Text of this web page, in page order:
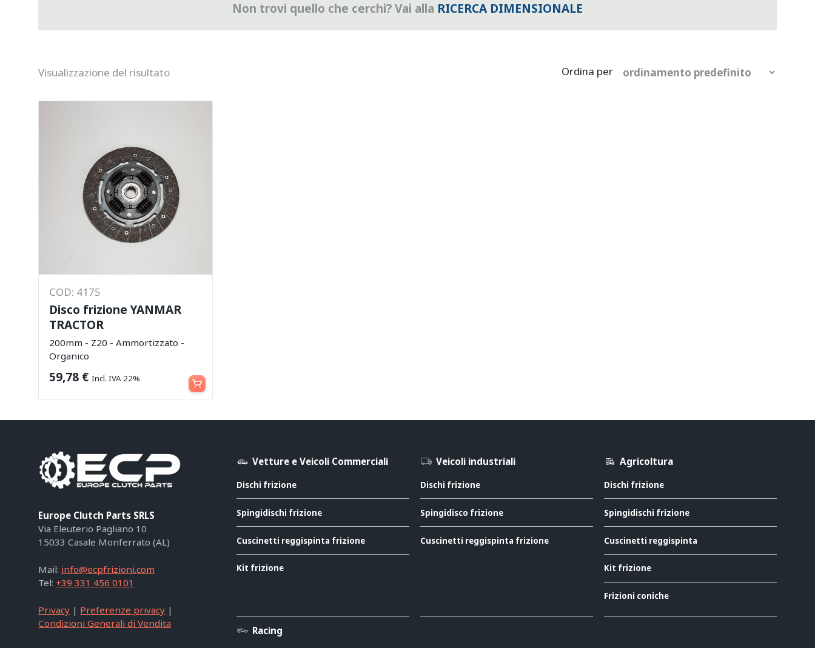
Non trovi quello che cerchi? Vai alla RICERCA DIMENSIONALE
Visualizzazione del risultato
COD: 4175
Disco frizione YANMAR
TRACTOR
200mm - Z20 - Ammortizzato -
Organico
59,78 € Incl. IVA 22% Aggiungi al carrello
Europe Clutch Parts SRLS
Via Eleuterio Pagliano 10
15033 Casale Monferrato (AL)
Mail: info@ecpfrizioni.com
Tel: +39 331 456 0101
Privacy | Preferenze privacy |
Condizioni Generali di Vendita
Vetture e Veicoli Commerciali
Dischi frizione
Spingidischi frizione
Cuscinetti reggispinta frizione
Kit frizione
Veicoli industriali
Dischi frizione
Spingidisco frizione
Cuscinetti reggispinta frizione
Agricoltura
Dischi frizione
Spingidischi frizione
Cuscinetti reggispinta
Kit frizione
Frizioni coniche
Racing